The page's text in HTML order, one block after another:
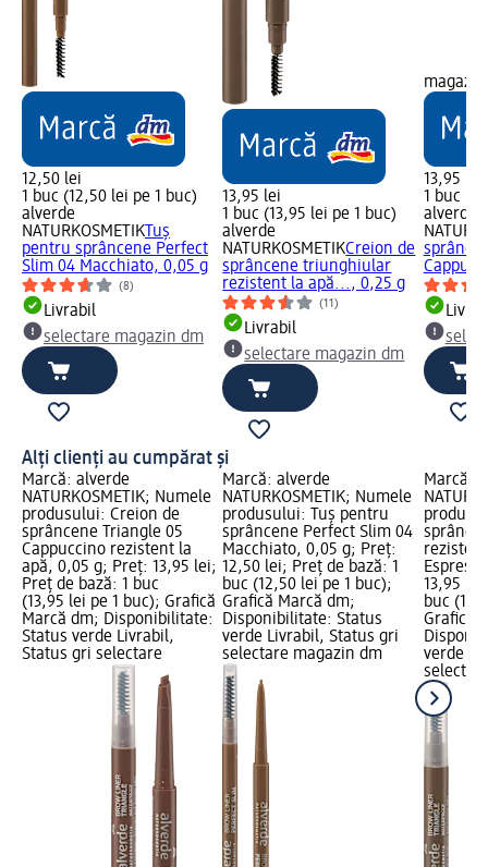
12,50 lei
1 buc (12,50 lei pe 1 buc)
alverde
NATURKOSMETIK Tuș
pentru sprâncene Perfect
Slim 04 Macchiato, 0,05 g
(8)
Livrabil
selectare magazin dm
13,95 lei
1 buc (13,95 lei pe 1 buc)
alverde
NATURKOSMETIKCreion de
sprâncene triunghiular
rezistent la apă..., 0,25 g
(11)
Livrabil
selectare magazin dm
13,95 lei
1 buc
alverde
Alți clienți au cumpărat și
Marcă: alverde
NATURKOSMETIK; Numele
produsului: Creion de
sprâncene Triangle 05
Cappuccino rezistent la
apă, 0,05 g; Preț: 13,95 lei;
Preț de bază: 1 buc
(13,95 lei pe 1 buc); Grafică
Marcă dm; Disponibilitate:
Status verde Livrabil,
Status gri selectare
Marcă: alverde
NATURKOSMETIK; Numele
produsului: Tuș pentru
sprâncene Perfect Slim 04
Macchiato, 0,05 g; Preț:
12,50 lei; Preț de bază: 1
buc (12,50 lei pe 1 buc);
Grafică Marcă dm;
Disponibilitate: Status
verde Livrabil, Status gri
selectare magazin dm
Marcă:
13,95
buc
Grafică
verde